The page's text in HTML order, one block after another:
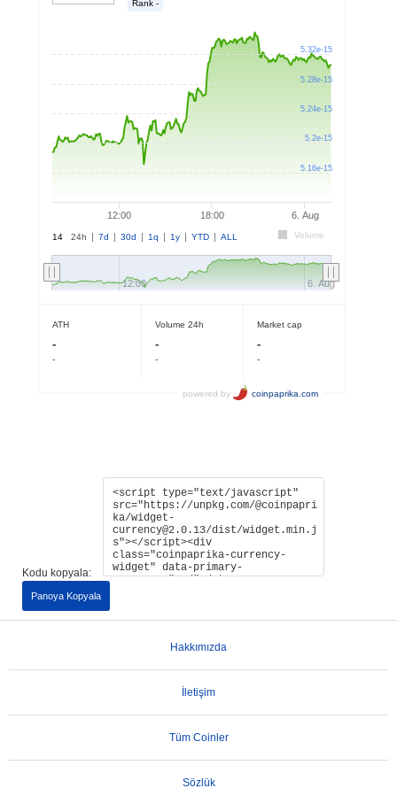
Kodu kopyala:
Panoya Kopyala
Hakkımızda
İletişim
Tüm Coinler
Sözlük